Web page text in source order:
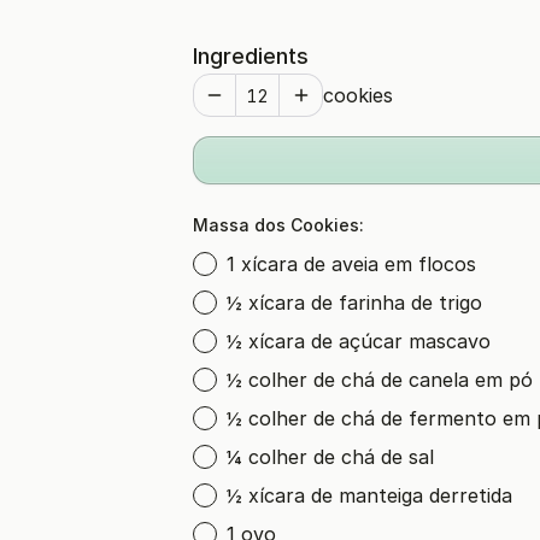
Ingredients
cookies
Massa dos Cookies:
1 xícara de aveia em flocos
½ xícara de farinha de trigo
½ xícara de açúcar mascavo
½ colher de chá de canela em pó
½ colher de chá de fermento em
¼ colher de chá de sal
½ xícara de manteiga derretida
1 ovo